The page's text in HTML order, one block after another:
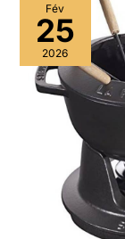
Fév
25
2026